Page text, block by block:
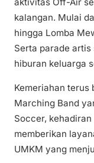
kalangan. Mulai
hingga Lomba
Serta parade
hiburan keluarga
Kemeriahan terus
Marching Band
Soccer,
memberikan
UMKM yang